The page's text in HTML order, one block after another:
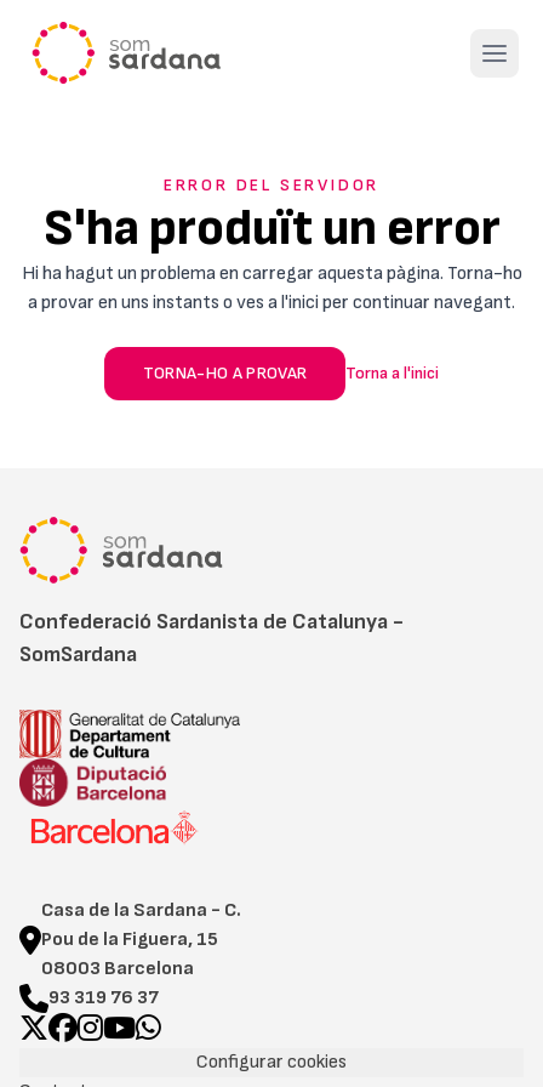
Open
ERROR DEL SERVIDOR
S'ha produït un error
Hi ha hagut un problema en carregar aquesta pàgina. Torna-ho
a provar en uns instants o ves a l'inici per continuar navegant.
TORNA-HO A PROVAR Torna a l'inici
Confederació Sardanista de Catalunya -
SomSardana
Casa de la Sardana - C.
Pou de la Figuera, 15
08003 Barcelona
93 319 76 37
Configurar cookies